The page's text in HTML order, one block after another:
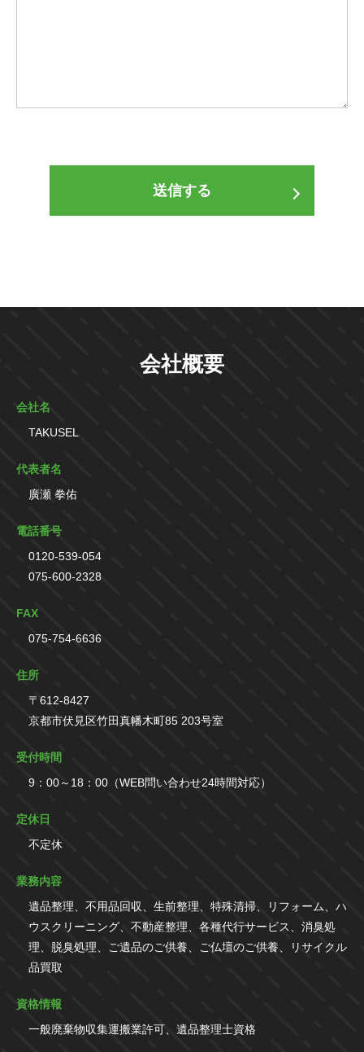
会社概要
会社名
TAKUSEL
代表者名
廣瀬 拳佑
電話番号
0120-539-054
075-600-2328
FAX
075-754-6636
住所
〒612-8427
京都市伏見区竹田真幡木町85 203号室
受付時間
9：00～18：00（WEB問い合わせ24時間対応）
定休日
不定休
業務内容
遺品整理、不用品回収、生前整理、特殊清掃、リフォーム、ハ
ウスクリーニング、不動産整理、各種代行サービス、消臭処
理、脱臭処理、ご遺品のご供養、ご仏壇のご供養、リサイクル
品買取
資格情報
一般廃棄物収集運搬業許可、遺品整理士資格